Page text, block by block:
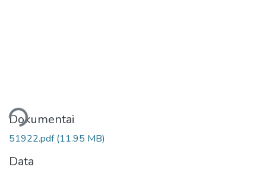
Dokumentai
51922.pdf(11.95 MB)
Data